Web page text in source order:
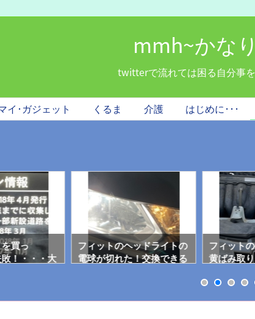
mmh~かな
twitterで流れては困る自分事
イ･ガジェット くるま 介護 はじめに･･･
買っ
！・・・大
フィットのヘッドライトの
電球が切れた！交換できる
フィット
黄ばみ取